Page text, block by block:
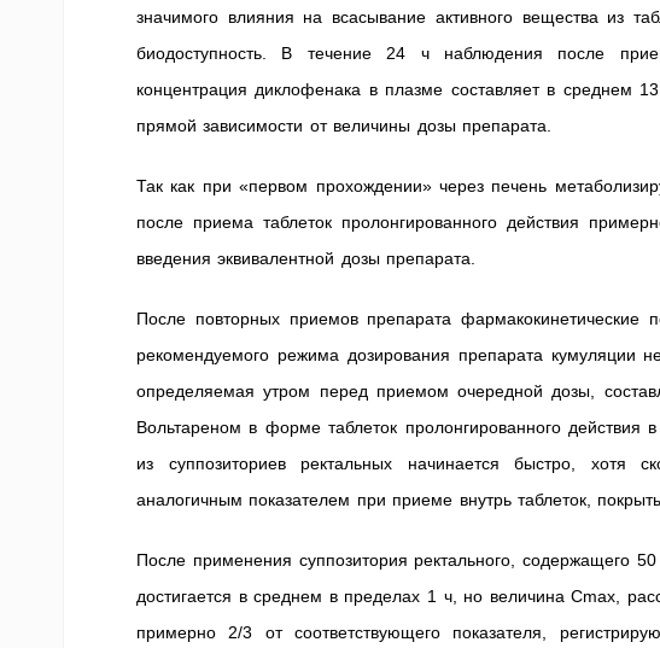
значимого влияния на всасывание активного вещества из
биодоступность. В течение 24 ч наблюдения после
концентрация диклофенака в плазме составляет в среднем
прямой зависимости от величины дозы препарата.
Так как при «первом прохождении» через печень
после приема таблеток пролонгированного действия
введения эквивалентной дозы препарата.
После повторных приемов препарата фармакокинетические
рекомендуемого режима дозирования препарата кумуляции
определяемая утром перед приемом очередной дозы,
Вольтареном в форме таблеток пролонгированного
из суппозиториев ректальных начинается быстро,
аналогичным показателем при приеме внутрь таблеток,
После применения суппозитория ректального, содержащего
достигается в среднем в пределах 1 ч, но величина Cmax,
примерно 2/3 от соответствующего показателя,